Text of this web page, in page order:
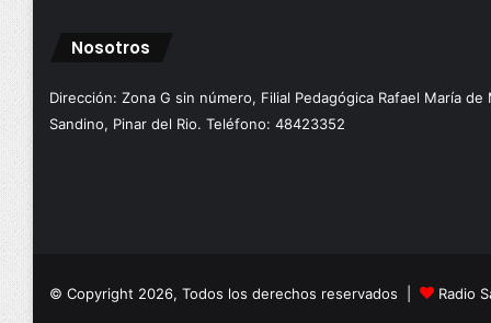
Nosotros
Dirección: Zona G sin número, Filial Pedagógica Rafael María de
Sandino, Pinar del Rio. Teléfono: 48423352
© Copyright 2026, Todos los derechos reservados | Radio